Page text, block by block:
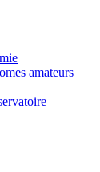
amateurs